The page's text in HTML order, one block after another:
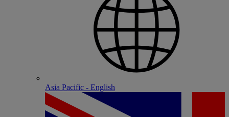
Asia Pacific - English